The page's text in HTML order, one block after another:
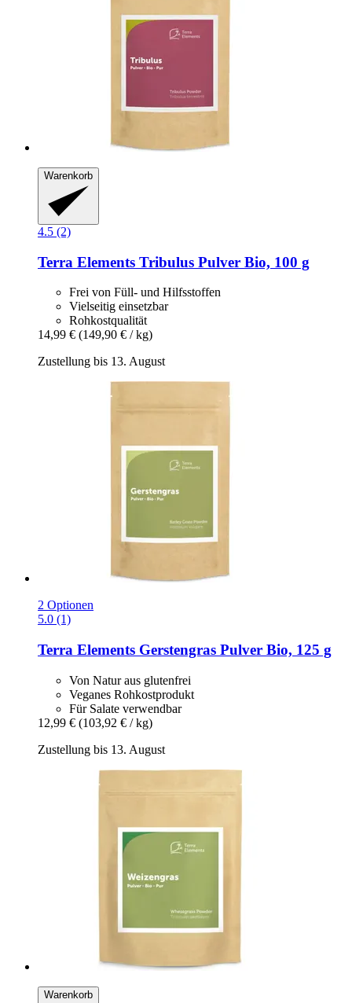
Warenkorb
4.5 (2)
Terra Elements Tribulus Pulver Bio, 100 g
Frei von Füll- und Hilfsstoffen
Vielseitig einsetzbar
Rohkostqualität
14,99 € (149,90 € / kg)
Zustellung bis 13. August
2 Optionen
5.0 (1)
Terra Elements Gerstengras Pulver Bio, 125 g
Von Natur aus glutenfrei
Veganes Rohkostprodukt
Für Salate verwendbar
12,99 € (103,92 € / kg)
Zustellung bis 13. August
Warenkorb